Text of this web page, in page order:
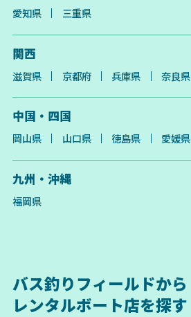
愛知県 三重県
関西
滋賀県 京都府 兵庫県 奈良県
中国・四国
岡山県 山口県 徳島県 愛媛県
九州・沖縄
福岡県
バス釣りフィールドから
レンタルボート店を探す